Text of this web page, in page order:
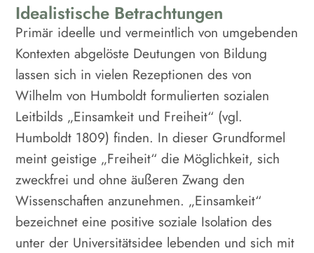
Idealistische Betrachtungen
Primär ideelle und vermeintlich von umgebenden
Kontexten abgelöste Deutungen von Bildung
lassen sich in vielen Rezeptionen des von
Wilhelm von Humboldt formulierten sozialen
Leitbilds „Einsamkeit und Freiheit“ (vgl.
Humboldt 1809) finden. In dieser Grundformel
meint geistige „Freiheit“ die Möglichkeit, sich
zweckfrei und ohne äußeren Zwang den
Wissenschaften anzunehmen. „Einsamkeit“
bezeichnet eine positive soziale Isolation des
unter der Universitätsidee lebenden und sich mit